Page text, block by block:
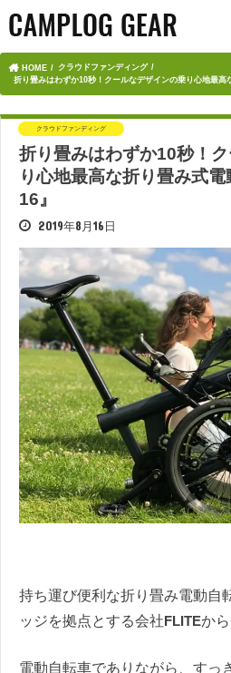
HOME
クラウドファンディング
折り畳みはわずか10秒！クールなデザインの乗り心地最高
クラウドファンディング
折り畳みはわずか10秒！
り心地最高な折り畳み式
16』
2019年8月16日
持ち運び便利な折り畳み電動自
ッジを拠点とする会社FLITEか
電動自転車でありながら、すっ